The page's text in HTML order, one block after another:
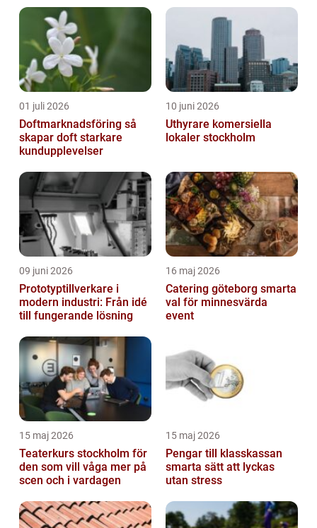
01 juli 2026
Doftmarknadsföring så
skapar doft starkare
kundupplevelser
10 juni 2026
Uthyrare komersiella
lokaler stockholm
09 juni 2026
Prototyptillverkare i
modern industri: Från idé
till fungerande lösning
16 maj 2026
Catering göteborg smarta
val för minnesvärda
event
15 maj 2026
Teaterkurs stockholm för
den som vill våga mer på
scen och i vardagen
15 maj 2026
Pengar till klasskassan
smarta sätt att lyckas
utan stress